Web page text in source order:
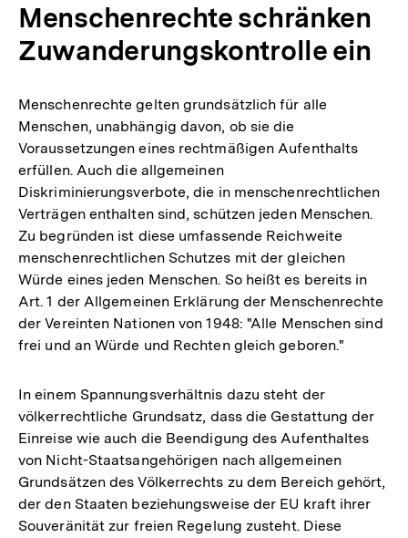
Menschenrechte schränken
Zuwanderungskontrolle ein
Menschenrechte gelten grundsätzlich für alle
Menschen, unabhängig davon, ob sie die
Voraussetzungen eines rechtmäßigen Aufenthalts
erfüllen. Auch die allgemeinen
Diskriminierungsverbote, die in menschenrechtlichen
Verträgen enthalten sind, schützen jeden Menschen.
Zu begründen ist diese umfassende Reichweite
menschenrechtlichen Schutzes mit der gleichen
Würde eines jeden Menschen. So heißt es bereits in
Art. 1 der Allgemeinen Erklärung der Menschenrechte
der Vereinten Nationen von 1948: "Alle Menschen sind
frei und an Würde und Rechten gleich geboren."
In einem Spannungsverhältnis dazu steht der
völkerrechtliche Grundsatz, dass die Gestattung der
Einreise wie auch die Beendigung des Aufenthaltes
von Nicht-Staatsangehörigen nach allgemeinen
Grundsätzen des Völkerrechts zu dem Bereich gehört,
der den Staaten beziehungsweise der EU kraft ihrer
Souveränität zur freien Regelung zusteht. Diese